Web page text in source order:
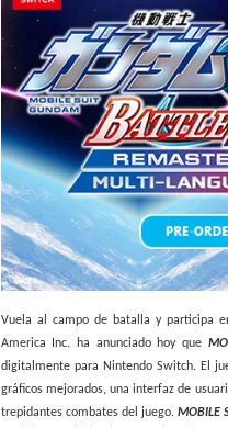
Vuela al campo de batalla y participa
America Inc. ha anunciado hoy que
digitalmente para Nintendo Switch. El
gráficos mejorados, una interfaz de
trepidantes combates del juego.MOBILE